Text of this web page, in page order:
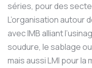
séries, pour des
L’organisation autour
avec IMB alliant
soudure, le sablage
mais aussi LMI pour